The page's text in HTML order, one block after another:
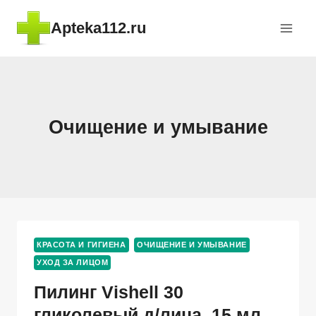
Перейти
содержимому
Apteka112.ru
Очищение и умывание
КРАСОТА И ГИГИЕНА ОЧИЩЕНИЕ И УМЫВАНИЕ
УХОД ЗА ЛИЦОМ
Пилинг Vishell 30